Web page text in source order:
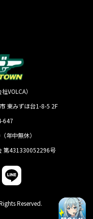
VOLCA）
東みずほ台1-8-5 2F
647
年中無休）
第431330052296号
Reserved.